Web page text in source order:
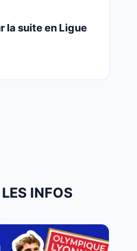
la suite en Ligue
INFOS